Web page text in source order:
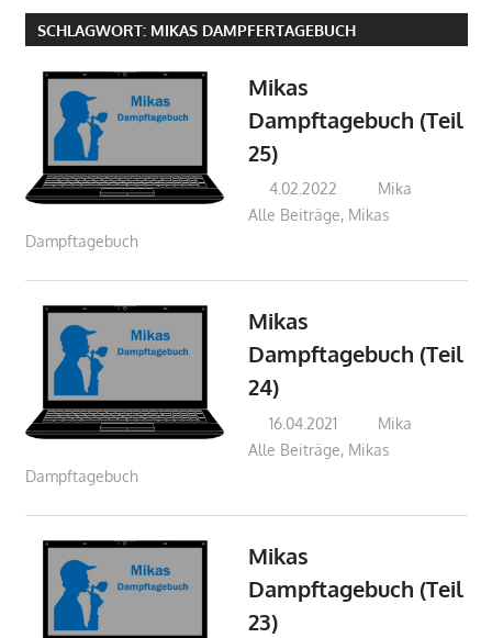
SCHLAGWORT: MIKAS DAMPFERTAGEBUCH
Mikas
Dampftagebuch (Teil
25)
4.02.2022
Mika
Alle Beiträge, Mikas
Dampftagebuch
Mikas
Dampftagebuch (Teil
24)
16.04.2021
Mika
Alle Beiträge, Mikas
Dampftagebuch
Mikas
Dampftagebuch (Teil
23)